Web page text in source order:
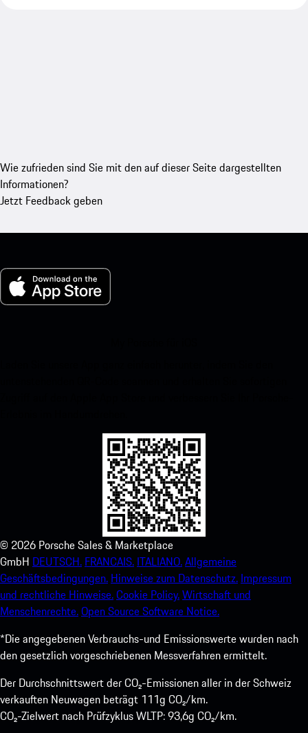
Wie zufrieden sind Sie mit den auf dieser Seite dargestellten
Informationen?
Jetzt Feedback geben
© 2026 Porsche Sales & Marketplace
GmbH DEUTSCH. FRANCAIS. ITALIANO.Allgemeine
Geschäftsbedingungen. Hinweise zum Datenschutz. Impressum
und rechtliche Hinweise.Cookie Policy.Wirtschaft und
Menschenrechte.Open Source Software Notice.
*Die angegebenen Verbrauchs-und Emissionswerte wurden nach
den gesetzlich vorgeschriebenen Messverfahren ermittelt.
Der Durchschnittswert der CO₂-Emissionen aller in der Schweiz
verkauften Neuwagen beträgt 111g CO₂/km.
CO₂-Zielwert nach Prüfzyklus WLTP: 93,6g CO₂/km.